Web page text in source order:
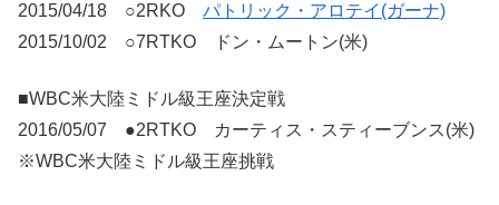
2015/04/18 ○2RKO パトリック・アロテイ(ガーナ)
2015/10/02 ○7RTKO ドン・ムートン(米)
■WBC米大陸ミドル級王座決定戦
2016/05/07 ●2RTKO カーティス・スティーブンス(米)
※WBC米大陸ミドル級王座挑戦